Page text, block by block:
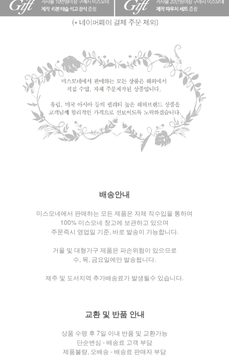
배송안내
미스모네에서 판매하는 모든 제품은 자체 직수입을 통하여
100% 미스모네 창고에 보관하고 있으며
주문즉시 영업일 기준, 바로 발송이 가능합니다.
거울 및 대형가구 제품은 파손위험이 있으므로
수, 목, 금요일에만 발송됩니다.
제주 및 도서지역 추가배송료가 발생될수 있습니다.
교환 및 반품 안내
상품 수령 후 7일 이내 반품 및 교환가능
단순변심 - 배송료 고객 부담
제품불량, 오배송 - 배송료 판매자 부담